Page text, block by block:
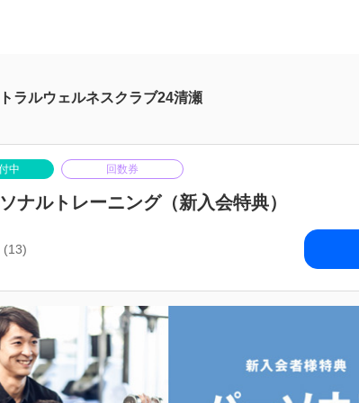
ラルウェルネスクラブ24清瀬
中 回数券
ナルトレーニング（新入会特典）
(13)